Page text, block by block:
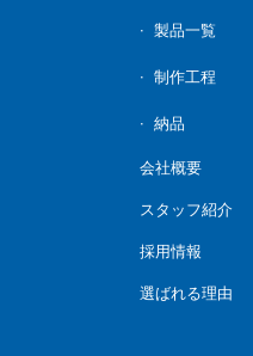
製品一覧
制作工程
納品
会社概要
スタッフ紹介
採用情報
選ばれる理由